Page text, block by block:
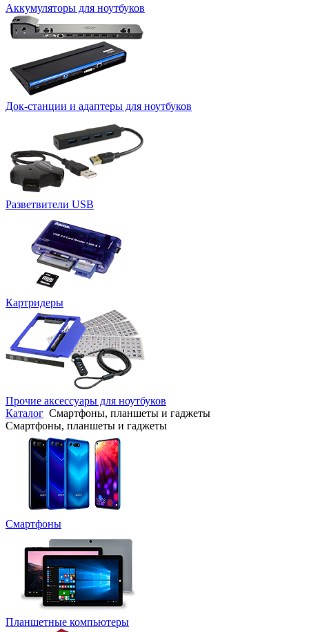
Аккумуляторы для ноутбуков
Док-станции и адаптеры для ноутбуков
Разветвители USB
Картридеры
Прочие аксессуары для ноутбуков
Каталог Смартфоны, планшеты и гаджеты
Смартфоны, планшеты и гаджеты
Смартфоны
Планшетные компьютеры